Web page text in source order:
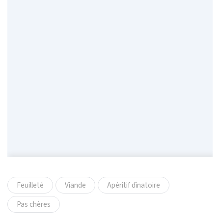
Feuilleté Viande
Apéritif dînatoire
Pas chères